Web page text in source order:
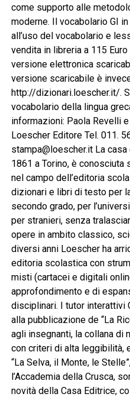
come supporto alle
moderne. Il vocabolario GI
all’uso del vocabolario e
vendita in libreria a 115
versione elettronica
versione scaricabile è
http://dizionari.loescher.it/.
vocabolario della lingua
informazioni: Paola Revelli
Loescher Editore Tel. 011.
stampa@loescher.it La
1861 a Torino, è
nel campo dell’editoria
dizionari e libri di testo per
secondo grado, per
per stranieri, senza
opere in ambito classico,
diversi anni Loescher ha
editoria scolastica con
misti (cartacei e digitali
approfondimento e di
disciplinari. I tutor interattivi
alla pubblicazione de “La
agli insegnanti, la collana di
con criteri di alta leggibilità,
“La Selva, il Monte, le
l’Accademia della Crusca,
novità della Casa Editrice,